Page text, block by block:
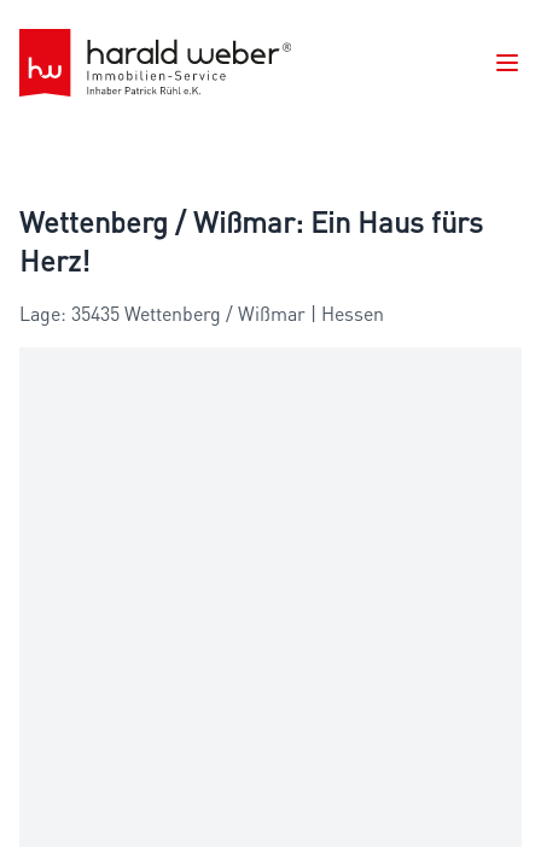
Wettenberg / Wißmar: Ein Haus fürs
Herz!
Lage: 35435 Wettenberg / Wißmar | Hessen